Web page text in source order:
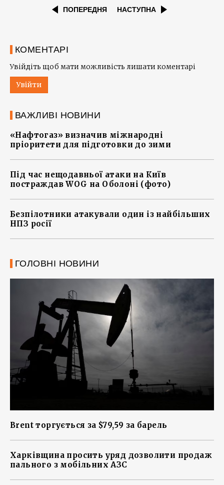
ПОПЕРЕДНЯ НАСТУПНА
КОМЕНТАРІ
Увійдіть щоб мати можливість лишати коментарі
Увійти
ВАЖЛИВІ НОВИНИ
«Нафтогаз» визначив міжнародні
пріоритети для підготовки до зими
Під час нещодавньої атаки на Київ
постраждав WOG на Оболоні (фото)
Безпілотники атакували один із найбільших
НПЗ росії
ГОЛОВНІ НОВИНИ
Brent торгується за $79,59 за барель
Харківщина просить уряд дозволити продаж
пального з мобільних АЗС